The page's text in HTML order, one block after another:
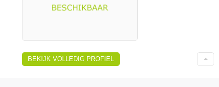
BEKIJK VOLLEDIG PROFIEL